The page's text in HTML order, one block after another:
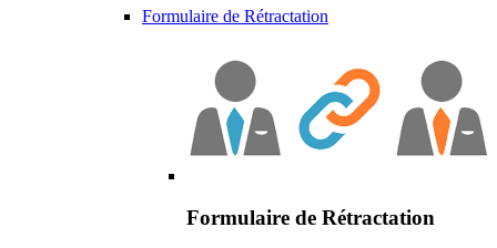
Formulaire de Rétractation
Formulaire de Rétractation